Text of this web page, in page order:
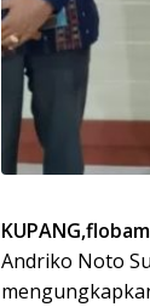
Andriko Noto